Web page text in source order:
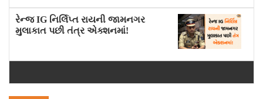
રેન્જ IG નિર્લિપ્ત રાયની જામનગર
મુલાકાત પછી તંત્ર એક્શનમાં!